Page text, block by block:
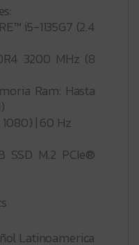
i5-1135G7 (2.4
3200 MHz (8
Ram: Hasta
1080) | 60 Hz
SSD M.2 PCIe®
Latinoamerica